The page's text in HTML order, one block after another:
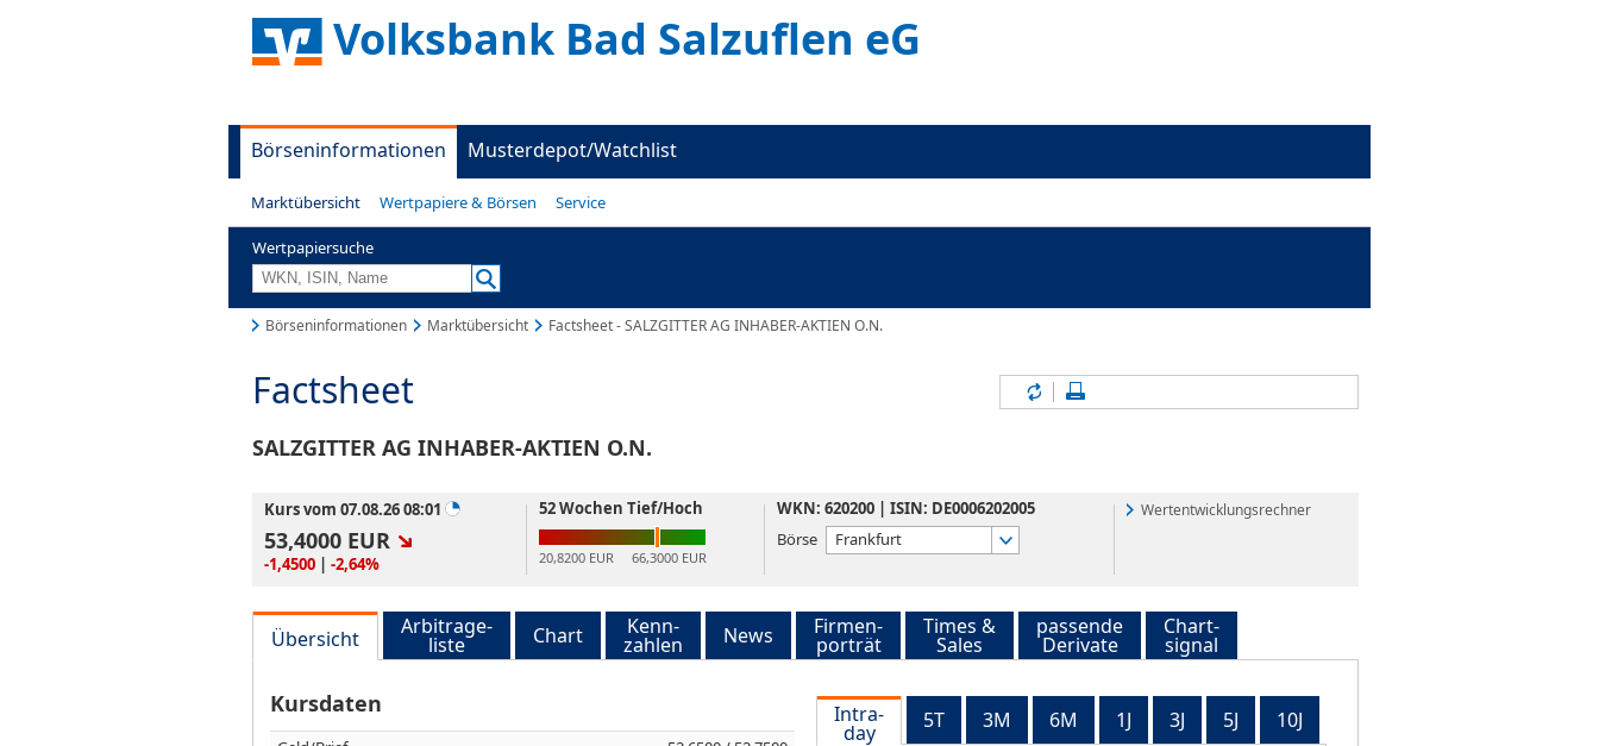
Volksbank Bad Salzuflen eG
Börseninformationen Musterdepot/Watchlist
Marktübersicht Wertpapiere & Börsen Service
Wertpapiersuche
Börseninformationen Marktübersicht Factsheet - SALZGITTER AG INHABER-AKTIEN O.N.
Factsheet
SALZGITTER AG INHABER-AKTIEN O.N.
Inhalte aktualisieren
Kurs vom 07.08.26 08:01
53,4000 EUR
-1,4500 | -2,64%
52 Wochen Tief/Hoch
20,8200 EUR 66,3000 EUR
WKN: 620200 | ISIN: DE0006202005
Börse
Frankfurt
Wertentwicklungsrechner
Übersicht Arbitrage-
liste Chart Kenn-
zahlen News Firmen-
porträt
Times &
Sales
passende
Derivate
Chart-
signal
Kursdaten Intra-
day 5T 3M 6M 1J 3J 5J 10J